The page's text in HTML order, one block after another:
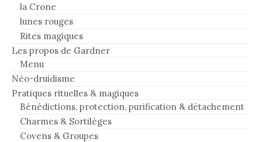
la Crone
lunes rouges
Rites magiques
Les propos de Gardner
Menu
Néo-druidisme
Pratiques rituelles & magiques
Bénédictions, protection, purification & détachement
Charmes & Sortilèges
Covens & Groupes